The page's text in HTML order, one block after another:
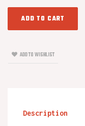
ADD TO CART
ADD TO WISHLIST
Description